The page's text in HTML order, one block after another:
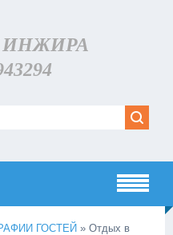
ИНЖИРА
ГОСТЕЙ » Отдых в